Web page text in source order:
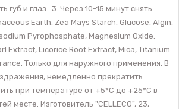
губ и глаз.. 3. Через 10-15 минут снять
Earth, Zea Mays Starch, Glucose, Algin,
Pyrophosphate, Magnesium Oxide.
Extract, Licorice Root Extract, Mica, Titanium
Только для наружного применения. В
немедленно прекратить
при температуре от +5*С до +25*С в
месте. Изготовитель "CELLECO", 23,